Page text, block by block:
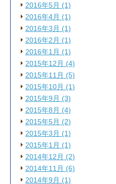
2016年5月 (1)
2016年4月 (1)
2016年3月 (1)
2016年2月 (1)
2016年1月 (1)
2015年12月 (4)
2015年11月 (5)
2015年10月 (1)
2015年9月 (3)
2015年8月 (4)
2015年5月 (2)
2015年3月 (1)
2015年1月 (1)
2014年12月 (2)
2014年11月 (6)
2014年9月 (1)